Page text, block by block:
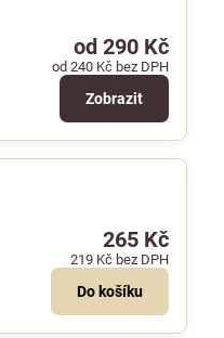
od 290 Kč
od 240 Kč bez DPH
Zobrazit
265 Kč
219 Kč bez DPH
Do košíku